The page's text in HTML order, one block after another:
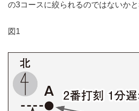
の3コースに絞られるのではないかと
図1